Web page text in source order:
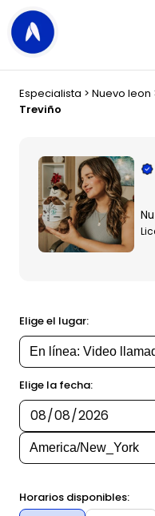
Especialista > Nuevo leon
Treviño
Elige el lugar:
Elige la fecha:
Horarios disponibles: